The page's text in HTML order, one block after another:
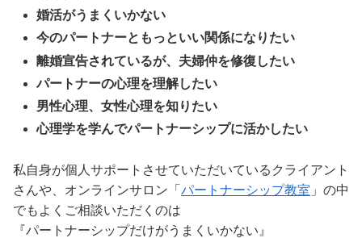
婚活がうまくいかない
今のパートナーともっといい関係になりたい
離婚宣告されているが、夫婦仲を修復したい
パートナーの心理を理解したい
男性心理、女性心理を知りたい
心理学を学んでパートナーシップに活かしたい
私自身が個人サポートさせていただいているクライアント
さんや、オンラインサロン「 パートナーシップ教室 」の中
でもよくご相談いただくのは
『パートナーシップだけがうまくいかない』